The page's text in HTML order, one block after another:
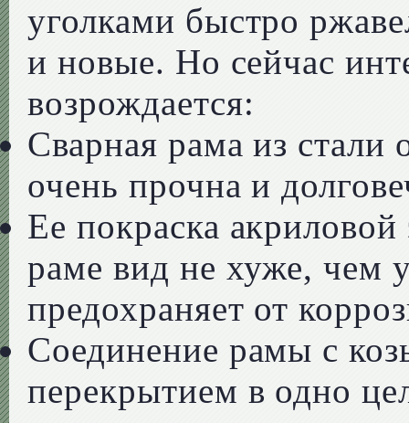
уголками быстро
и новые. Но сейчас
возрождается:
Сварная рама из стали
очень прочна и
Ее покраска
раме вид не хуже,
предохраняет от
Соединение рамы с
перекрытием в одно